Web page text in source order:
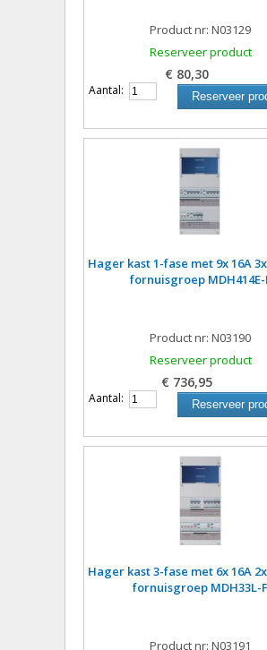
Product nr: N03129
Reserveer product
€ 80,30
Aantal: Reserveer
Hager kast 1-fase met 9x 16A
fornuisgroep MDH414E-
Product nr: N03190
Reserveer product
€ 736,95
Aantal: Reserveer
Hager kast 3-fase met 6x 16A
fornuisgroep MDH33L-F
Product nr: N03191